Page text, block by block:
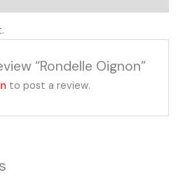
“Rondelle Oignon”
to post a review.